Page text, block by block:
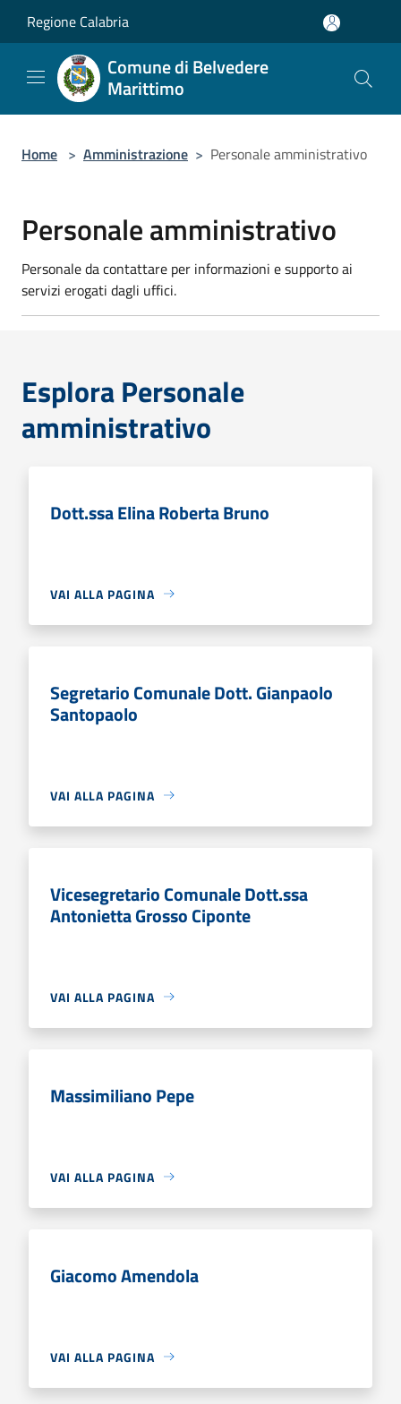
Regione Calabria
Comune di Belvedere
Marittimo
Home > Amministrazione > Personale amministrativo
Personale amministrativo
Personale da contattare per informazioni e supporto ai
servizi erogati dagli uffici.
Esplora Personale
amministrativo
Dott.ssa Elina Roberta Bruno
VAI ALLA PAGINA
Segretario Comunale Dott. Gianpaolo
Santopaolo
VAI ALLA PAGINA
Vicesegretario Comunale Dott.ssa
Antonietta Grosso Ciponte
VAI ALLA PAGINA
Massimiliano Pepe
VAI ALLA PAGINA
Giacomo Amendola
VAI ALLA PAGINA